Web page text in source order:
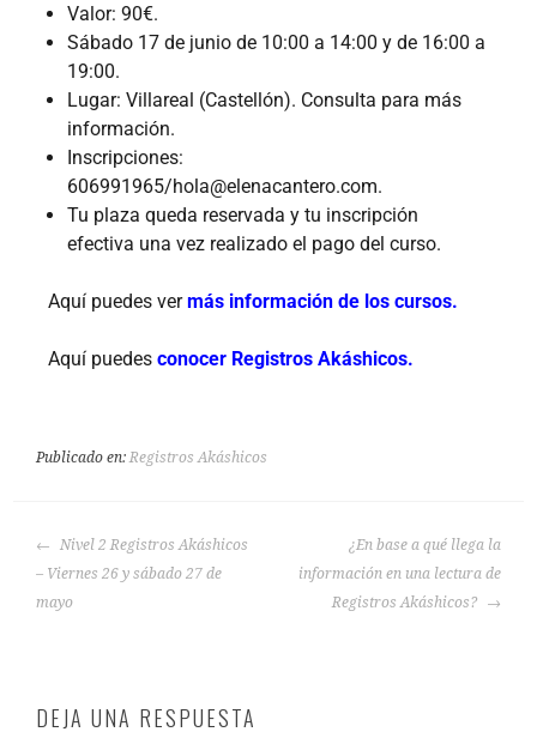
Valor: 90€.
Sábado 17 de junio de 10:00 a 14:00 y de 16:00 a
19:00.
Lugar: Villareal (Castellón). Consulta para más
información.
Inscripciones:
606991965/hola@elenacantero.com.
Tu plaza queda reservada y tu inscripción
efectiva una vez realizado el pago del curso.
Aquí puedes ver más información de los cursos.
Aquí puedesconocer Registros Akáshicos.
Publicado en:Registros Akáshicos
Nivel 2 Registros Akáshicos
– Viernes 26 y sábado 27 de
mayo
¿En base a qué llega la
información en una lectura de
Registros Akáshicos?
DEJA UNA RESPUESTA